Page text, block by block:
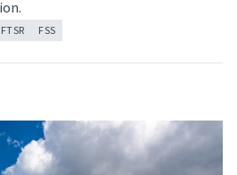
FTSR FSS